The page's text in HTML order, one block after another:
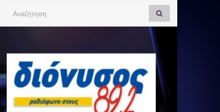
Search for: